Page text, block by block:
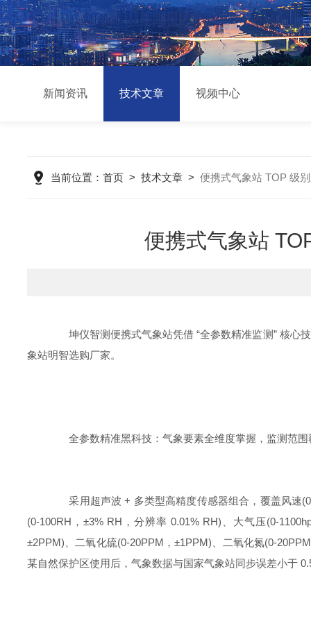
新闻资讯 技术文章 视频中心
当前位置： 首页 > 技术文章 > 便携式气象站 TOP 级
便携式气象站
坤仪智测便携式气象站凭借 “全参数精准监测” 核心技
象站明智选购厂家。
全参数精准黑科技：气象要素全维度掌握，监测范围
采用超声波 + 多类型高精度传感器组合，覆盖风速
(0-100RH，±3% RH，分辨率 0.01% RH)、大气压(0-
±2PPM)、二氧化硫(0-20PPM，±1PPM)、二氧化氮(0-
某自然保护区使用后，气象数据与国家气象站同步误差小于